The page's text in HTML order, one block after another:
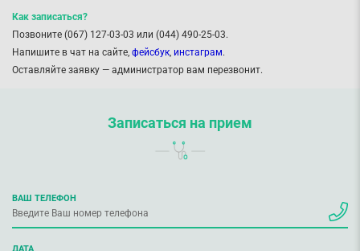
Как записаться?
Позвоните (067) 127-03-03 или (044) 490-25-03.
Напишите в чат на сайте, фейсбук, инстаграм.
Оставляйте заявку — администратор вам перезвонит.
Записаться на прием
ВАШ ТЕЛЕФОН
ДАТА